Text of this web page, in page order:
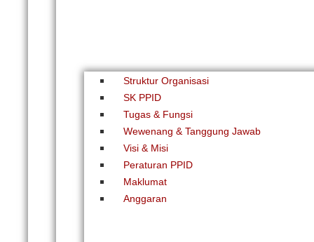
Struktur Organisasi
SK PPID
Tugas & Fungsi
Wewenang & Tanggung Jawab
Visi & Misi
Peraturan PPID
Maklumat
Anggaran